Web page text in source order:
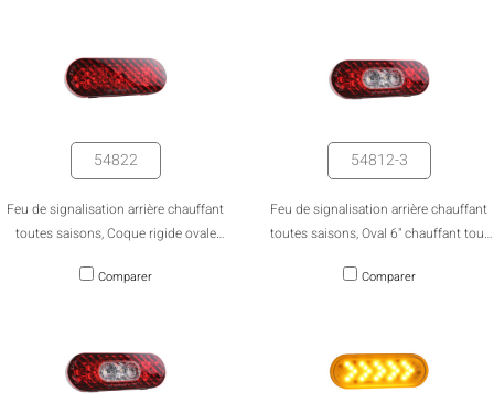
54822
Feu de signalisation arrière chauffant
toutes saisons, Coque rigide ovale
Comparer
54812-3
Feu de signalisation arrière chauffant
toutes saisons, Oval 6" chauffant tout
marche arrière - Emballage en vrac
Comparer